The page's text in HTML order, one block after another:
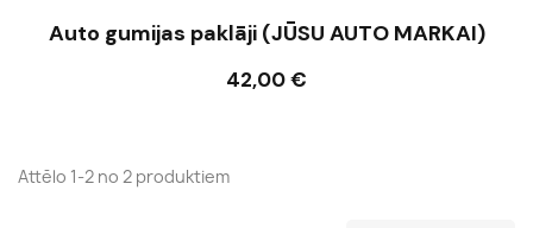
Auto gumijas paklāji (JŪSU AUTO MARKAI)
42,00 €
Ielikt grozā
Attēlo 1-2 no 2 produktiem